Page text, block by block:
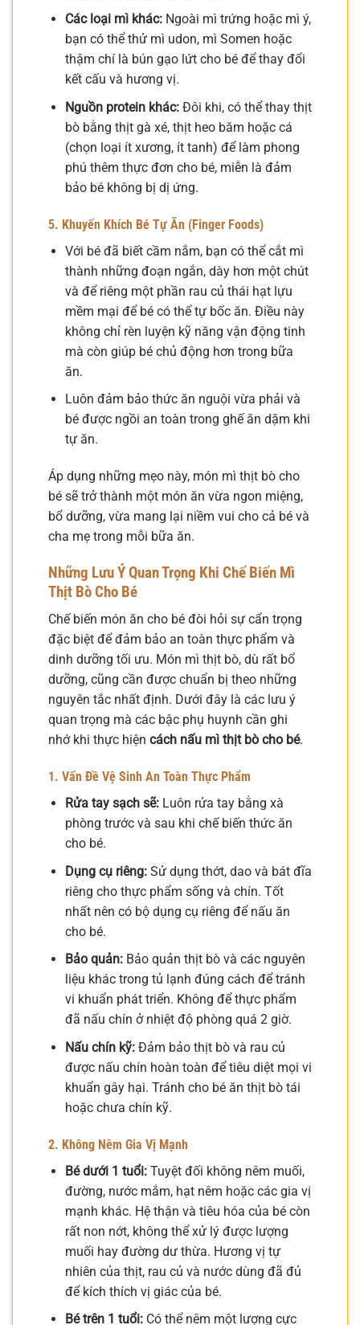
Các loại mì khác:Ngoài mì trứng hoặc mì ý,
bạn có thể thử mì udon, mì Somen hoặc
thậm chí là bún gạo lứt cho bé để thay đổi
kết cấu và hương vị.
Nguồn protein khác:Đôi khi, có thể thay thịt
bò bằng thịt gà xé, thịt heo băm hoặc cá
(chọn loại ít xương, ít tanh) để làm phong
phú thêm thực đơn cho bé, miễn là đảm
bảo bé không bị dị ứng.
5. Khuyến Khích Bé Tự Ăn (Finger Foods)
Với bé đã biết cầm nắm, bạn có thể cắt mì
thành những đoạn ngắn, dày hơn một chút
và để riêng một phần rau củ thái hạt lựu
mềm mại để bé có thể tự bốc ăn. Điều này
không chỉ rèn luyện kỹ năng vận động tinh
mà còn giúp bé chủ động hơn trong bữa
ăn.
Luôn đảm bảo thức ăn nguội vừa phải và
bé được ngồi an toàn trong ghế ăn dặm khi
tự ăn.
Áp dụng những mẹo này, món mì thịt bò cho
bé sẽ trở thành một món ăn vừa ngon miệng,
bổ dưỡng, vừa mang lại niềm vui cho cả bé và
cha mẹ trong mỗi bữa ăn.
Những Lưu Ý Quan Trọng Khi Chế Biến Mì
Thịt Bò Cho Bé
Chế biến món ăn cho bé đòi hỏi sự cẩn trọng
đặc biệt để đảm bảo an toàn thực phẩm và
dinh dưỡng tối ưu. Món mì thịt bò, dù rất bổ
dưỡng, cũng cần được chuẩn bị theo những
nguyên tắc nhất định. Dưới đây là các lưu ý
quan trọng mà các bậc phụ huynh cần ghi
nhớ khi thực hiện cách nấu mì thịt bò cho bé.
1. Vấn Đề Vệ Sinh An Toàn Thực Phẩm
Rửa tay sạch sẽ:Luôn rửa tay bằng xà
phòng trước và sau khi chế biến thức ăn
cho bé.
Dụng cụ riêng:Sử dụng thớt, dao và bát đĩa
riêng cho thực phẩm sống và chín. Tốt
nhất nên có bộ dụng cụ riêng để nấu ăn
cho bé.
Bảo quản:Bảo quản thịt bò và các nguyên
liệu khác trong tủ lạnh đúng cách để tránh
vi khuẩn phát triển. Không để thực phẩm
đã nấu chín ở nhiệt độ phòng quá 2 giờ.
Nấu chín kỹ:Đảm bảo thịt bò và rau củ
được nấu chín hoàn toàn để tiêu diệt mọi vi
khuẩn gây hại. Tránh cho bé ăn thịt bò tái
hoặc chưa chín kỹ.
2. Không Nêm Gia Vị Mạnh
Bé dưới 1 tuổi:Tuyệt đối không nêm muối,
đường, nước mắm, hạt nêm hoặc các gia vị
mạnh khác. Hệ thận và tiêu hóa của bé còn
rất non nớt, không thể xử lý được lượng
muối hay đường dư thừa. Hương vị tự
nhiên của thịt, rau củ và nước dùng đã đủ
để kích thích vị giác của bé.
Bé trên 1 tuổi:Có thể nêm một lượng cực